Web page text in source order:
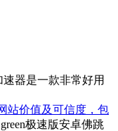
速器是一款非常好用
站价值及可信度，包
极速版安卓佛跳